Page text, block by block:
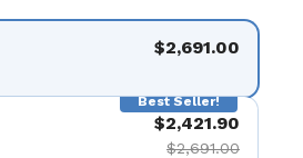
$2,691.00
Best Seller!
$2,421.90
$2,691.00